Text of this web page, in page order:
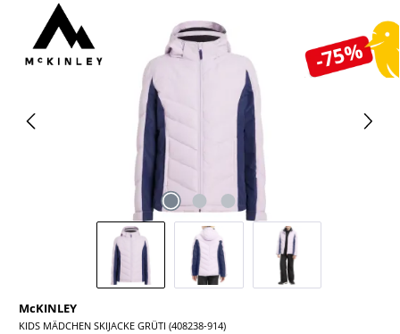
-75%
Bildergalerie überspringen
McKINLEY
KIDS MÄDCHEN SKIJACKE GRÜTI (408238-914)